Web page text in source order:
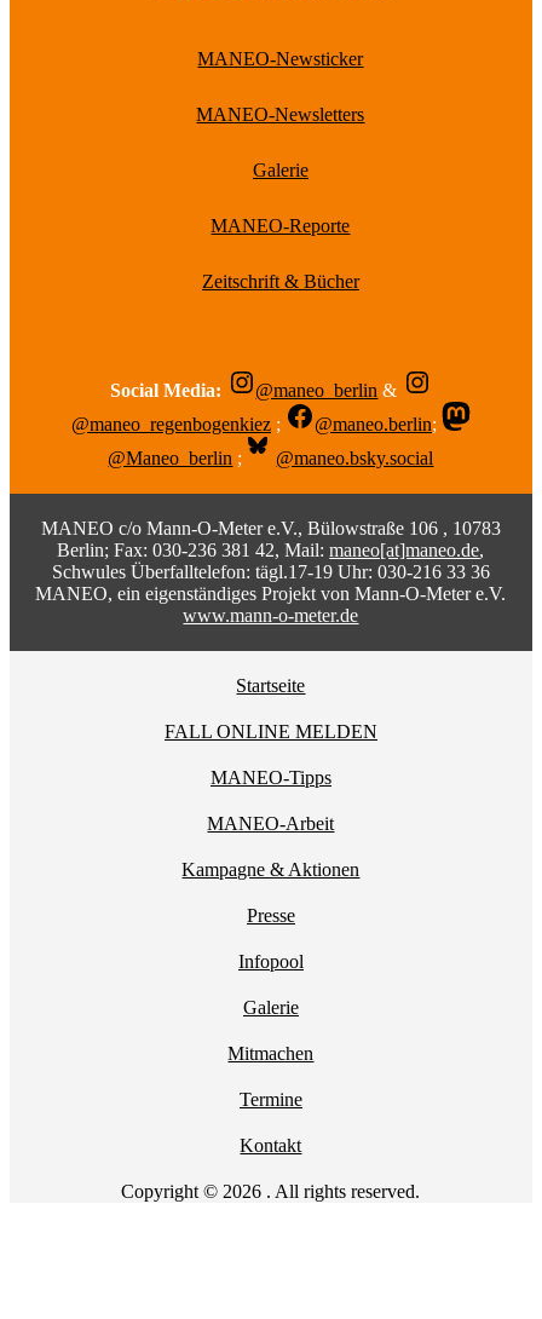
MANEO-Newsticker
MANEO-Newsletters
Galerie
MANEO-Reporte
Zeitschrift & Bücher
Social Media: @maneo_berlin &
@maneo_regenbogenkiez ; @maneo.berlin;
@Maneo_berlin ; @maneo.bsky.social
MANEO c/o Mann-O-Meter e.V., Bülowstraße 106 , 10783
Berlin; Fax: 030-236 381 42, Mail:maneo[at]maneo.de,
Schwules Überfalltelefon: tägl.17-19 Uhr: 030-216 33 36
MANEO, ein eigenständiges Projekt von Mann-O-Meter e.V.
www.mann-o-meter.de
Startseite
FALL ONLINE MELDEN
MANEO-Tipps
MANEO-Arbeit
Kampagne & Aktionen
Presse
Infopool
Galerie
Mitmachen
Termine
Kontakt
Copyright © 2026 . All rights reserved.